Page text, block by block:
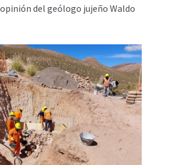
del geólogo jujeño Waldo